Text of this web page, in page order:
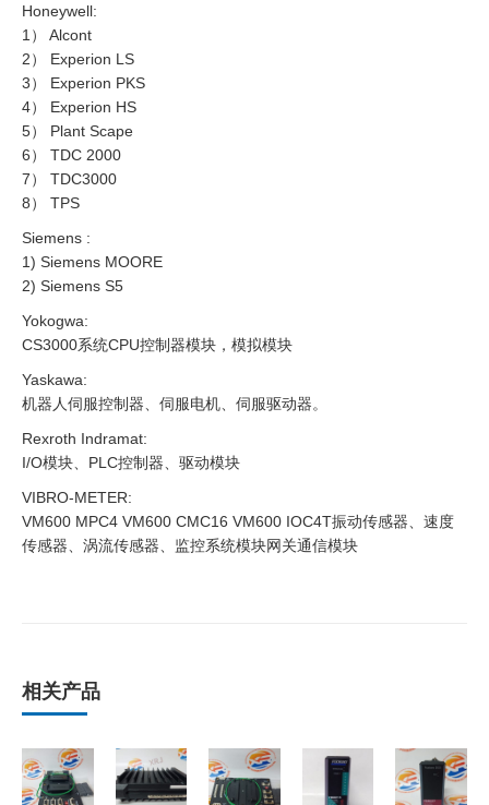
Honeywell:
1） Alcont
2） Experion LS
3） Experion PKS
4） Experion HS
5） Plant Scape
6） TDC 2000
7） TDC3000
8） TPS
Siemens :
1) Siemens MOORE
2) Siemens S5
Yokogwa:
CS3000系统CPU控制器模块，模拟模块
Yaskawa:
机器人伺服控制器、伺服电机、伺服驱动器。
Rexroth Indramat:
I/O模块、PLC控制器、驱动模块
VIBRO-METER:
VM600 MPC4 VM600 CMC16 VM600 IOC4T振动传感器、速度
传感器、涡流传感器、监控系统模块网关通信模块
相关产品